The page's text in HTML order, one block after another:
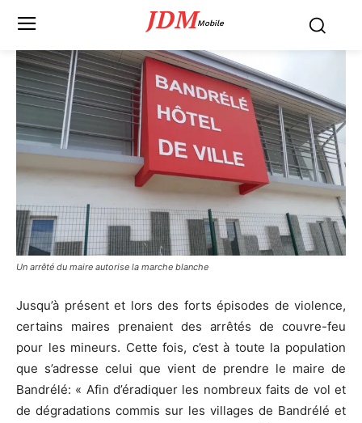
JDMMobile
Un arrêté du maire autorise la marche blanche
Jusqu’à présent et lors des forts épisodes de violence,
certains maires prenaient des arrêtés de couvre-feu
pour les mineurs. Cette fois, c’est à toute la population
que s’adresse celui que vient de prendre le maire de
Bandrélé: « Afin d’éradiquer les nombreux faits de vol et
de dégradations commis sur les villages de Bandrélé et